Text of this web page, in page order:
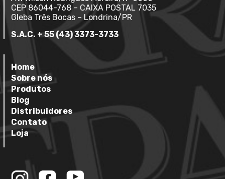
CEP 86044-768 – CAIXA POSTAL 7035
Gleba Três Bocas – Londrina/PR
S.A.C. + 55 (43) 3373-3733
Home
Sobre nós
Produtos
Blog
Distribuidores
Contato
Loja